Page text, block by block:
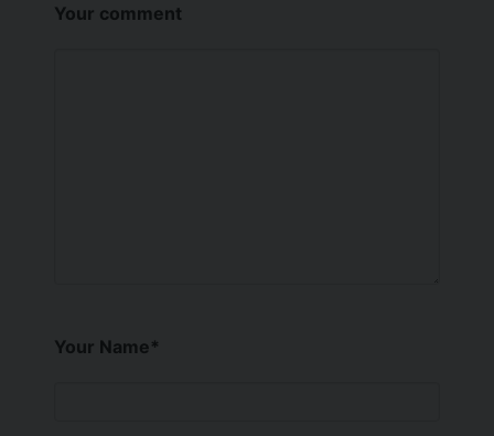
Your comment
Your Name*